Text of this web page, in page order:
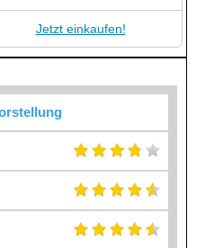
Jetzt einkaufen!